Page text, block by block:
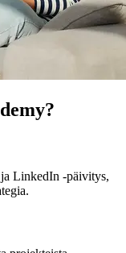
LinkedIn -päivitys,